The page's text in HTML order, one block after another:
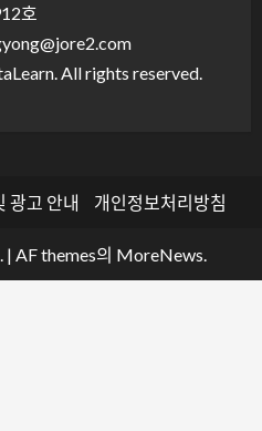
호
All rights reserved.
광고 안내 개인정보처리방침
| AF themes의 MoreNews.